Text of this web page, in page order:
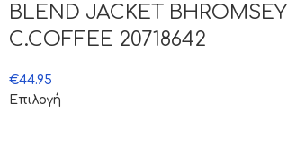
BLEND JACKET BHROMSEY
C.COFFEE 20718642
€44.95
Επιλογή